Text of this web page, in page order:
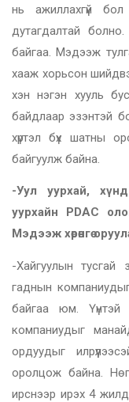
нь ажиллахгүй
дутагдалтай
байгаа. Мэдээж
хааж хорьсон
хэн нэгэн хууль
байдлаар эзэнтэй
хүртэл бүх шатны
байгуулж байна.
-Уул уурхай,
уурхайн PDAC
Мэдээж хөрөнгө
-Хайгуулын
гаднын
байгаа юм. Үүнтэй
компаниудыг
ордуудыг
оролцож байна.
ирснээр ирэх 4